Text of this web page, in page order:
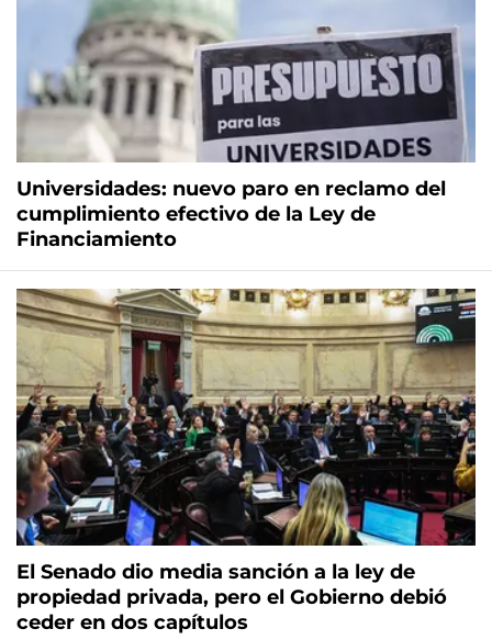
Universidades: nuevo paro en reclamo del
cumplimiento efectivo de la Ley de
Financiamiento
El Senado dio media sanción a la ley de
propiedad privada, pero el Gobierno debió
ceder en dos capítulos